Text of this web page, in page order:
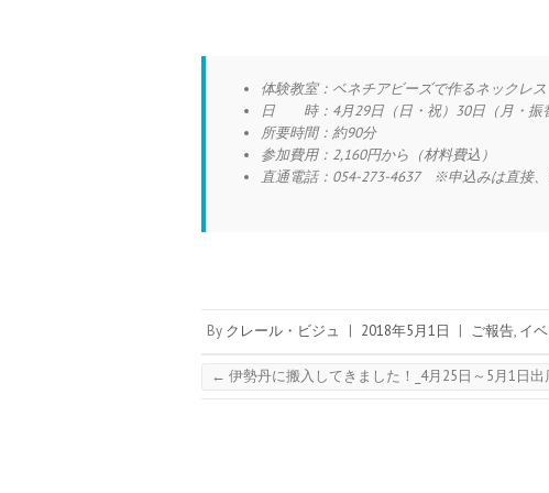
体験教室：ベネチアビーズで作るネックレス
日 時：4月29日（日・祝）30日（月・振
所要時間：約90分
参加費用：2,160円から（材料費込）
直通電話：054-273-4637 ※申込みは直接、
By クレール・ビジュ | 2018年5月1日 | ご報告, イ
← 伊勢丹に搬入してきました！_4月25日～5月1日出